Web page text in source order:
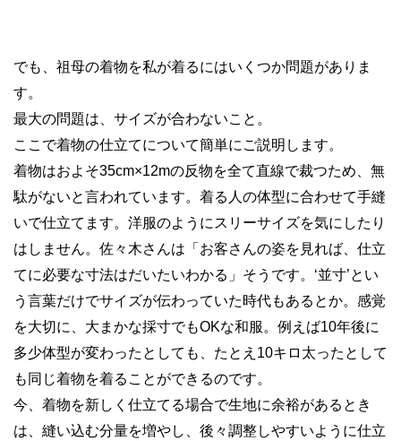
でも、祖母の着物を私が着るにはいくつか問題がありま
す。
最大の問題は、サイズが合わないこと。
ここで着物の仕立てについて簡単にご説明します。
着物はおよそ35cm×12mの反物を全て直線で裁つため、無
駄がないと言われています。着る人の体型に合わせて手縫
いで仕立てます。洋服のようにスリーサイズを気にしたり
はしません。佐々木さんは「お客さんの姿を見れば、仕立
てに必要な寸法はだいたいわかる」そうです。‘並寸’とい
う言葉だけでサイズが伝わっていた時代もあるとか。感覚
を大切に、大まかな採寸でもOKな和服。例えば10年後に
多少体型が変わったとしても、たとえ10キロ太ったとして
も同じ着物を着ることができるのです。
今、着物を新しく仕立てる場合で生地に余裕があるとき
は、縫い込む分量を増やし、後々調整しやすいように仕立